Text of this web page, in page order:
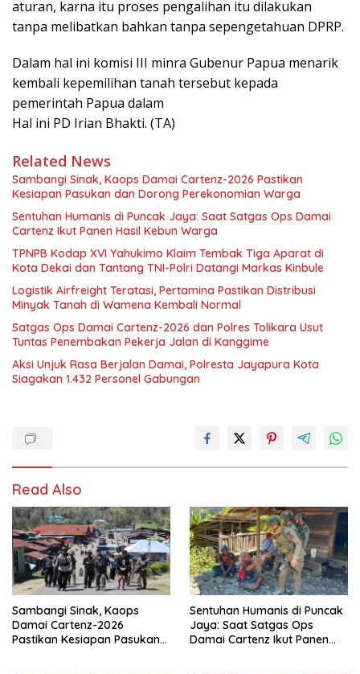
aturan, karna itu proses pengalihan itu dilakukan
tanpa melibatkan bahkan tanpa sepengetahuan DPRP.
Dalam hal ini komisi III minra Gubenur Papua menarik
kembali kepemilihan tanah tersebut kepada
pemerintah Papua dalam
Hal ini PD Irian Bhakti. (TA)
Related News
Sambangi Sinak, Kaops Damai Cartenz-2026 Pastikan
Kesiapan Pasukan dan Dorong Perekonomian Warga
Sentuhan Humanis di Puncak Jaya: Saat Satgas Ops Damai
Cartenz Ikut Panen Hasil Kebun Warga
TPNPB Kodap XVI Yahukimo Klaim Tembak Tiga Aparat di
Kota Dekai dan Tantang TNI-Polri Datangi Markas Kinbule
Logistik Airfreight Teratasi, Pertamina Pastikan Distribusi
Minyak Tanah di Wamena Kembali Normal
Satgas Ops Damai Cartenz-2026 dan Polres Tolikara Usut
Tuntas Penembakan Pekerja Jalan di Kanggime
Aksi Unjuk Rasa Berjalan Damai, Polresta Jayapura Kota
Siagakan 1.432 Personel Gabungan
Read Also
Sambangi Sinak, Kaops
Damai Cartenz-2026
Pastikan Kesiapan Pasukan
Sentuhan Humanis di Puncak
Jaya: Saat Satgas Ops
Damai Cartenz Ikut Panen